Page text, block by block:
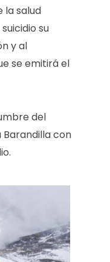
la salud
su
y al
se emitirá el
del
Barandilla con